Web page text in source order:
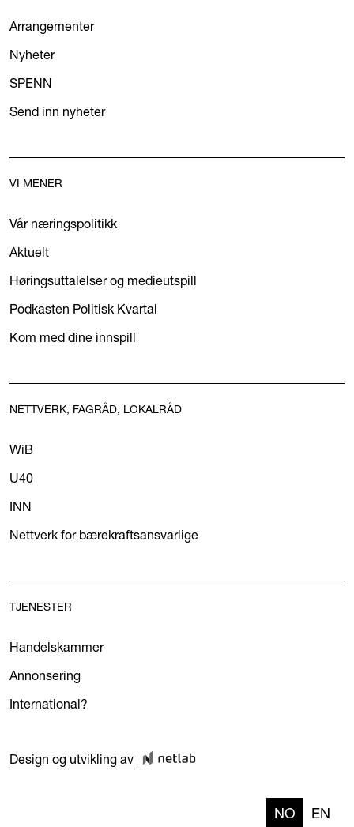
Arrangementer
Nyheter
SPENN
Send inn nyheter
VI MENER
Vår næringspolitikk
Aktuelt
Høringsuttalelser og medieutspill
Podkasten Politisk Kvartal
Kom med dine innspill
NETTVERK, FAGRÅD, LOKALRÅD
WiB
U40
INN
Nettverk for bærekraftsansvarlige
TJENESTER
Handelskammer
Annonsering
International?
Design og utvikling av
NO EN